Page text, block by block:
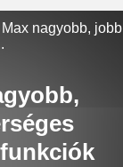
nagyobb,